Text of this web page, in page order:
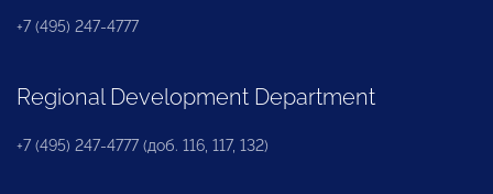
+7 (495) 247-4777
Regional Development Department
+7 (495) 247-4777 (доб. 116, 117, 132)